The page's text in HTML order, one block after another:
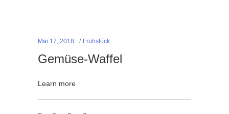
Mai 17, 2018 Frühstück
Gemüse-Waffel
Learn more